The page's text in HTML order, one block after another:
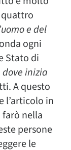
quattro
e del
ogni
Stato di
inizia
A questo
l’articolo in
nella
persone
le